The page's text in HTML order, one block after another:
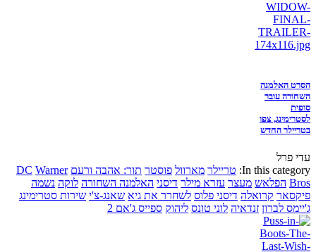
הסרט האלמנה
השחורה עובר
סופית
לסטרימינג, צפו
בטריילר החדש
עדי פרל
In this category: טריילר מארוול פוסטר תור: אהבה ורעם DC Warner
Bros הפלאש מעצר עזרא מילר דיסני האלמנה השחורה לוקה נשמה
פיקסאר קרואלה דיסני פלוס לשחרר את גיא שאנג-צ'י שירות סטרימינג
ג'יימס לברון זנדאיה לוני טונס ליהוק ספייס ג'אם 2